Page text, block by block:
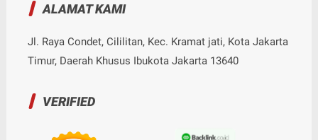
ALAMAT KAMI
Jl. Raya Condet, Cililitan, Kec. Kramat jati, Kota Jakarta
Timur, Daerah Khusus Ibukota Jakarta 13640
VERIFIED